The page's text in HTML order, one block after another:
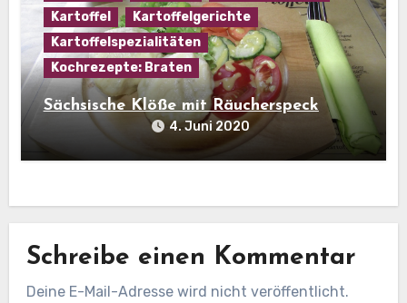
Kartoffel
Kartoffelgerichte
Kartoffelspezialitäten
Kochrezepte: Braten
Sächsische Klöße mit Räucherspeck
4. Juni 2020
Schreibe einen Kommentar
Deine E-Mail-Adresse wird nicht veröffentlicht.